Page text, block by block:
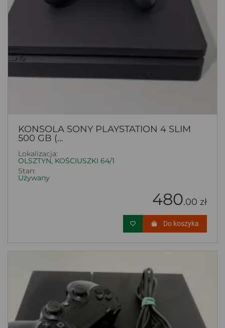
KONSOLA SONY PLAYSTATION 4 SLIM
500 GB (...
Lokalizacja:
OLSZTYN, KOŚCIUSZKI 64/1
Stan:
Używany
480.00 zł
Do koszyka